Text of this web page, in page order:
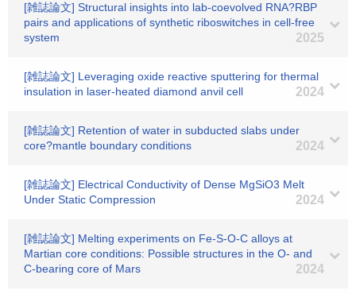
[雑誌論文] Structural insights into lab-coevolved RNA?RBP
pairs and applications of synthetic riboswitches in cell-free
system
2025
[雑誌論文] Leveraging oxide reactive sputtering for thermal
insulation in laser-heated diamond anvil cell
2024
[雑誌論文] Retention of water in subducted slabs under
core?mantle boundary conditions
2024
[雑誌論文] Electrical Conductivity of Dense MgSiO3 Melt
Under Static Compression
2024
[雑誌論文] Melting experiments on Fe-S-O-C alloys at
Martian core conditions: Possible structures in the O- and
C-bearing core of Mars
2024